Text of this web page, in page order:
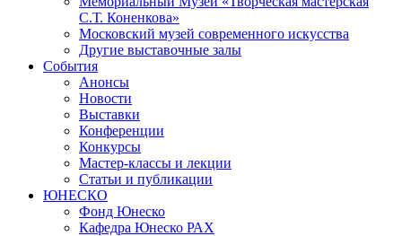
С.Т. Коненкова»
Московский музей современного искусства
Другие выставочные залы
События
Анонсы
Новости
Выставки
Конференции
Конкурсы
Мастер-классы и лекции
Статьи и публикации
ЮНЕСКО
Фонд Юнеско
Кафедра Юнеско РАХ